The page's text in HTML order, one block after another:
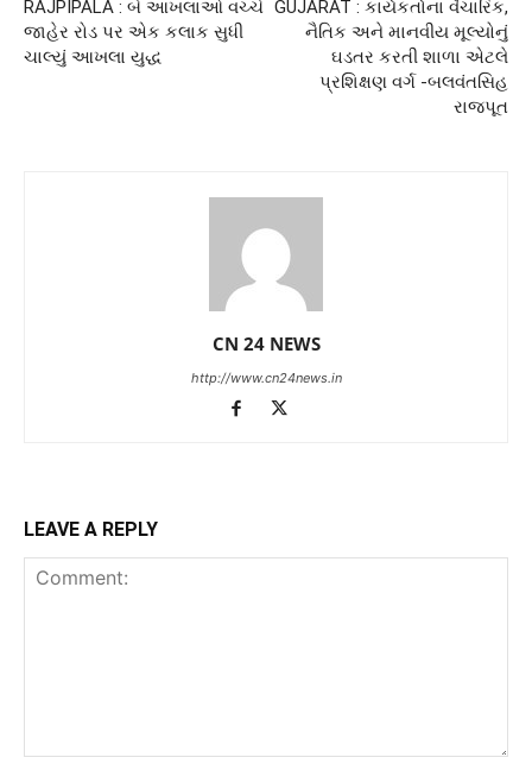
RAJPIPALA : બે આખલાઓ વચ્ચે
જાહેર રોડ પર એક કલાક સુધી
ચાલ્યું આખલા યુદ્ધ
GUJARAT : કાર્યકર્તાના વૈચારિક,
નૈતિક અને માનવીય મૂલ્યોનું
ઘડતર કરતી શાળા એટલે
પ્રશિક્ષણ વર્ગ -બલવંતસિહ
રાજપૂત
CN 24 NEWS
http://www.cn24news.in
LEAVE A REPLY